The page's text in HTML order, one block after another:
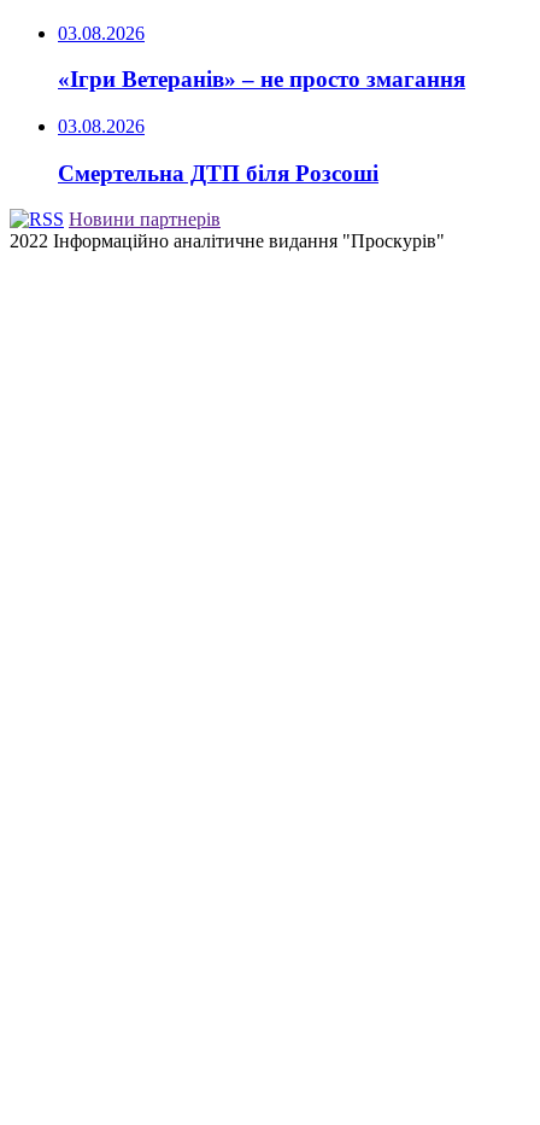
03.08.2026
«Ігри Ветеранів» – не просто змагання
03.08.2026
Смертельна ДТП біля Розсоші
Новини партнерів
2022 Інформаційно аналітичне видання "Проскурів"